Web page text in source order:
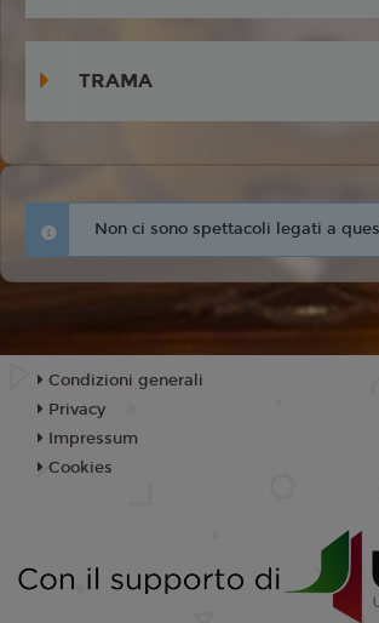
TRAMA
Non ci sono spettacoli legati a
Condizioni generali
Privacy
Impressum
Cookies